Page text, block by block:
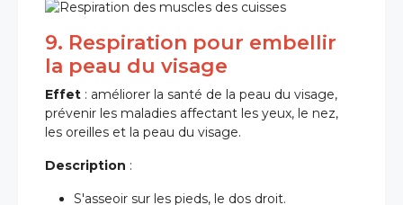
9. Respiration pour embellir
la peau du visage
Effet : améliorer la santé de la peau du visage,
prévenir les maladies affectant les yeux, le nez,
les oreilles et la peau du visage.
Description :
S'asseoir sur les pieds, le dos droit.